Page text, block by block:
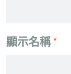
顯示名稱*